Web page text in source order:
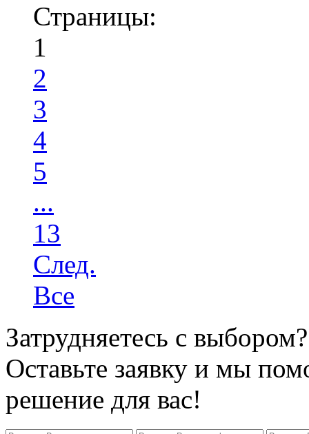
Страницы:
1
2
3
4
5
...
13
След.
Все
Затрудняетесь с выбором?
Оставьте заявку и мы
решение для вас!